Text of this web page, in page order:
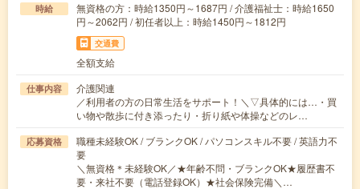
時給
無資格の方：時給1350円～1687円 / 介護福祉士：時給1650
円～2062円 / 初任者以上：時給1450円～1812円
交通費
全額支給
仕事内容
介護関連
／利用者の方の日常生活をサポート！＼▽具体的には…・買
い物や散歩に付き添ったり・折り紙や体操などのレ…
応募資格
職種未経験OK / ブランクOK / パソコンスキル不要 / 英語力不
要
＼無資格＊未経験OK／★年齢不問・ブランクOK★履歴書不
要・来社不要（電話登録OK）★社会保険完備＼…